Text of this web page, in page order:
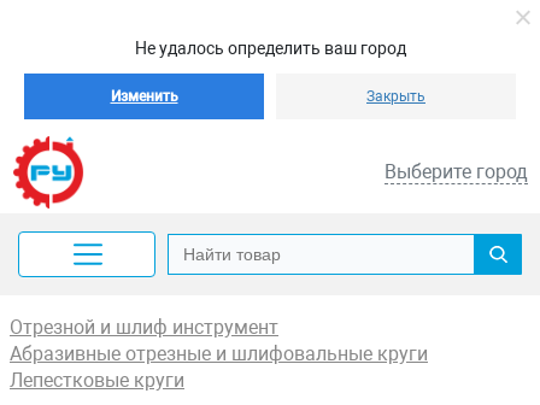
Не удалось определить ваш город
Изменить Закрыть
Выберите город
Отрезной и шлиф инструмент
Абразивные отрезные и шлифовальные круги
Лепестковые круги